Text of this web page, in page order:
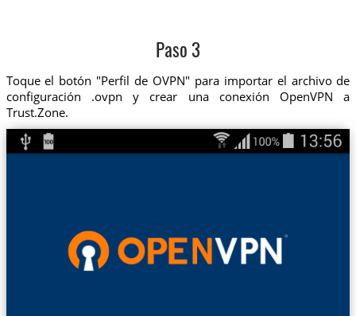
Paso 3
Toque el botón "Perfil de OVPN" para importar el archivo de
configuración .ovpn y crear una conexión OpenVPN a
Trust.Zone.